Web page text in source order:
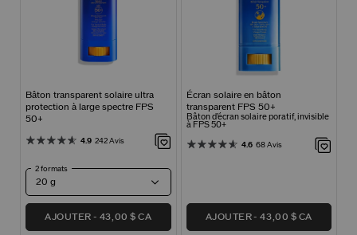
Bâton transparent solaire ultra
protection à large spectre FPS
50+
4.9 242 Avis
2 formats
AJOUTER 43,00 $ CA
Écran solaire en bâton
transparent FPS 50+
Bâton d’écran solaire poratif, invisible
à FPS 50+
4.6 68 Avis
AJOUTER 43,00 $ CA